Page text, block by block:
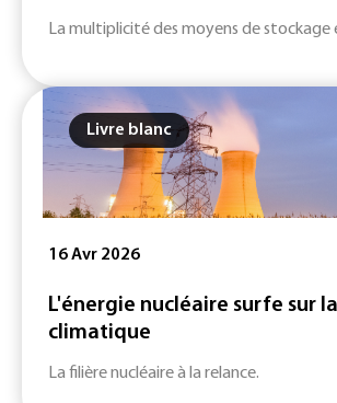
La multiplicité des moyens de
Livre blanc
16 Avr 2026
L'énergie nucléaire surfe sur
climatique
La filière nucléaire à la relance.